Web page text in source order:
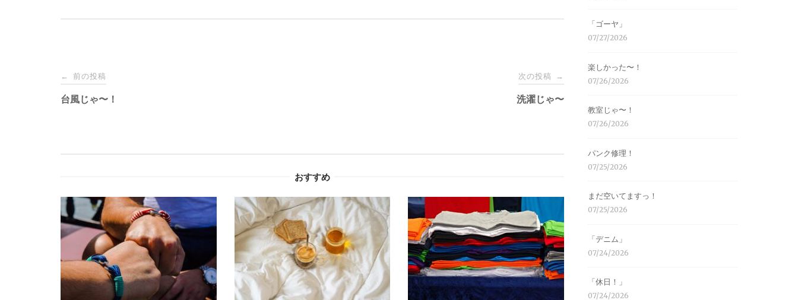
投
稿
ゲ
ー
シ
ョ
← 前の投稿
台風じゃ〜！
次の投稿 →
洗濯じゃ〜
おすすめ
「ゴーヤ」
07/27/2026
楽しかった〜！
07/26/2026
教室じゃ〜！
07/26/2026
パンク修理！
07/25/2026
まだ空いてますっ！
07/25/2026
「デニム」
07/24/2026
「休日！」
07/24/2026